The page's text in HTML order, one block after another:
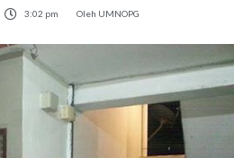
3:02 pm Oleh UMNOPG